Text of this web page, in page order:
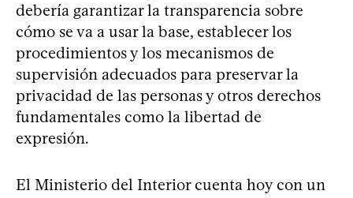
debería garantizar la transparencia sobre
cómo se va a usar la base, establecer los
procedimientos y los mecanismos de
supervisión adecuados para preservar la
privacidad de las personas y otros derechos
fundamentales como la libertad de
expresión.
El Ministerio del Interior cuenta hoy con un